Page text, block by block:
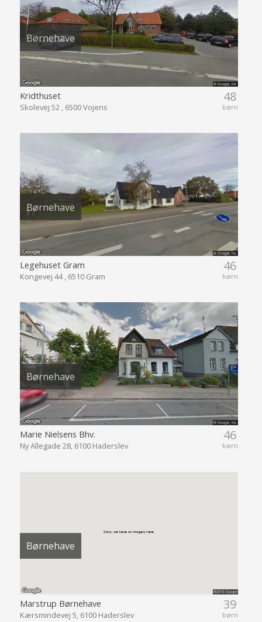
Børnehave
48
børn
Kridthuset
Skolevej 52 , 6500 Vojens
Børnehave
46
børn
Legehuset Gram
Kongevej 44 , 6510 Gram
Børnehave
46
børn
Marie Nielsens Bhv.
Ny Allegade 28, 6100 Haderslev
Børnehave
39
børn
Marstrup Børnehave
Kærsmindevej 5, 6100 Haderslev